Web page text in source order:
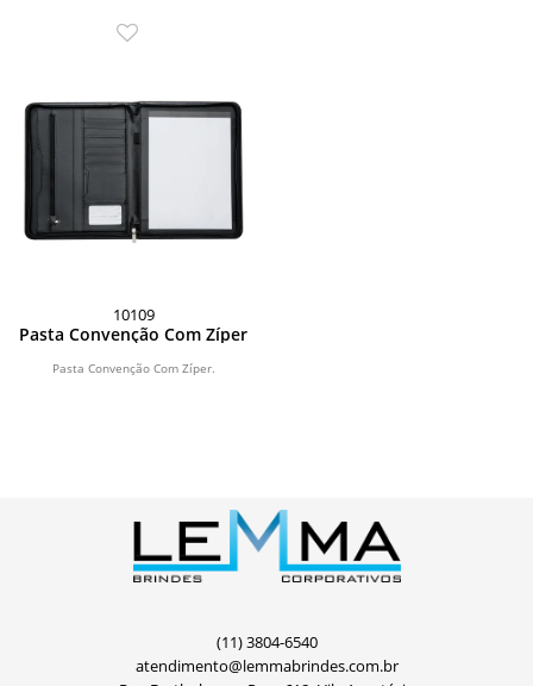
10109
Pasta Convenção Com Zíper
Pasta Convenção Com Zíper.
(11) 3804-6540
atendimento@lemmabrindes.com.br